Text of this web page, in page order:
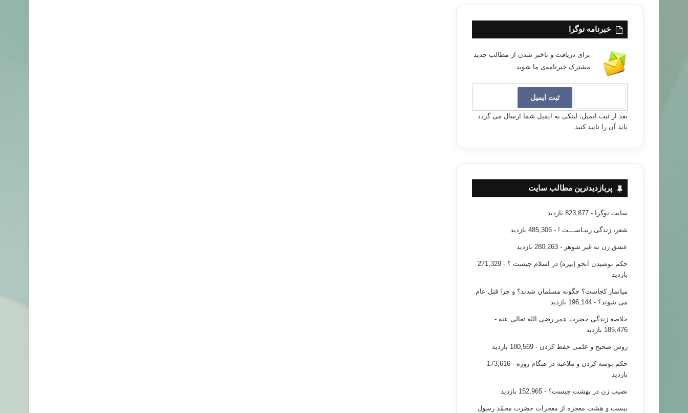
خبرنامه نوگرا
برای دریافت و باخبر شدن از مطالب جدید
مشترک خبرنامه‌ی ما شوید.
بعد از ثبت ایمیل، لینکی به ایمیل شما ارسال می گردد
باید آن را تایید کنید.
پربازدیدترین مطالب سایت
سایت نوگرا - 823,877 بازدید
شعر، زندگی زیبـاســـت ! - 485,306 بازدید
عشق زن به غیر شوهر - 280,263 بازدید
حکم نوشیدن آبجو (بیره) در اسلام چیست ؟
- 271,329
بازدید
میانمار کجاست؟ چگونه مسلمان شدند؟ و چرا قتل عام
می شوند؟ - 196,144 بازدید
خلاصه زندگی حضرت عمر رضی الله تعالی عنه -
185,476 بازدید
روش صحیح و علمی حفظ کردن - 180,569 بازدید
حکم بوسه کردن و ملاعبه در هنگام روزه
- 173,616
بازدید
نصیب زن در بهشت چیست؟ - 152,965 بازدید
بیست و هشت معجزه از معجزات حضرت محمّد رسول